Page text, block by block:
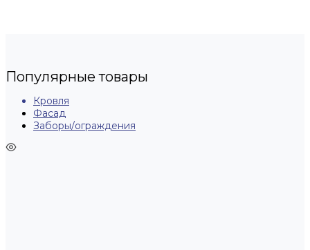
Популярные товары
Кровля
Фасад
Заборы/ограждения